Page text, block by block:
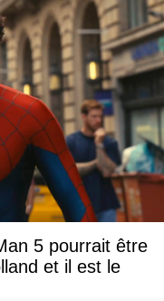
5 pourrait être
et il est le